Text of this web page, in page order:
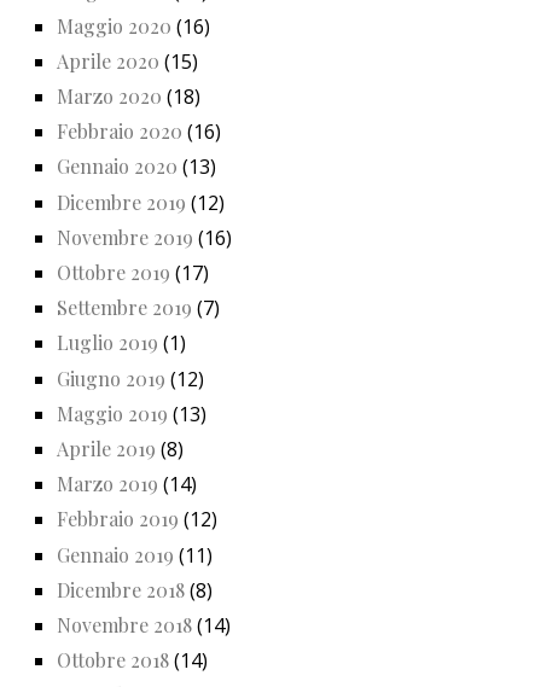
Maggio 2020 (16)
Aprile 2020 (15)
Marzo 2020 (18)
Febbraio 2020 (16)
Gennaio 2020 (13)
Dicembre 2019 (12)
Novembre 2019 (16)
Ottobre 2019 (17)
Settembre 2019 (7)
Luglio 2019 (1)
Giugno 2019 (12)
Maggio 2019 (13)
Aprile 2019 (8)
Marzo 2019 (14)
Febbraio 2019 (12)
Gennaio 2019 (11)
Dicembre 2018(8)
Novembre 2018(14)
Ottobre 2018(14)